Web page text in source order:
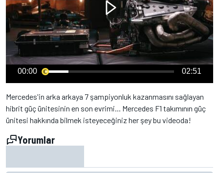
00:00 02:51
Mercedes'in arka arkaya 7 şampiyonluk kazanmasını sağlayan
hibrit güç ünitesinin en son evrimi... Mercedes F1 takımının güç
ünitesi hakkında bilmek isteyeceğiniz her şey bu videoda!
Yorumlar